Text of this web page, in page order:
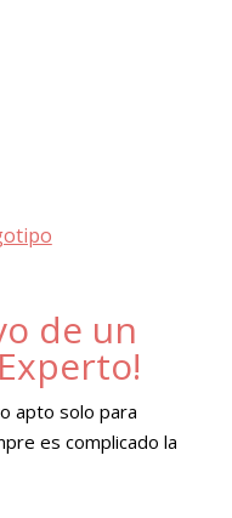
de un
apto solo para
es complicado la